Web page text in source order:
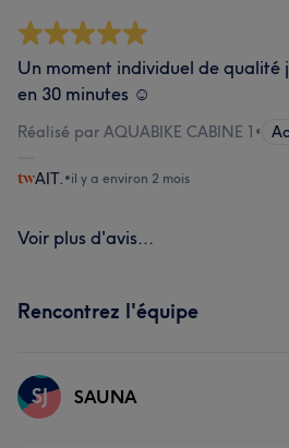
Un moment individuel de qualité
en 30 minutes ☺️
Réalisé par AQUABIKE CABINE 1 •
AIT. •il y a environ 2 mois
Voir plus d'avis...
Rencontrez l'équipe
SJ SAUNA